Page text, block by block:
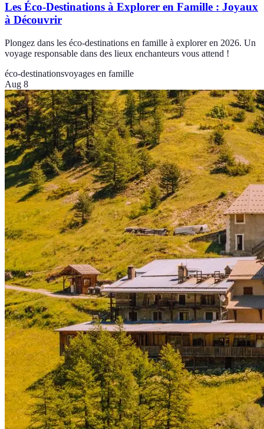
Les Éco-Destinations à Explorer en Famille : Joyaux
à Découvrir
Plongez dans les éco-destinations en famille à explorer en 2026. Un
voyage responsable dans des lieux enchanteurs vous attend !
éco-destinationsvoyages en famille
Aug 8